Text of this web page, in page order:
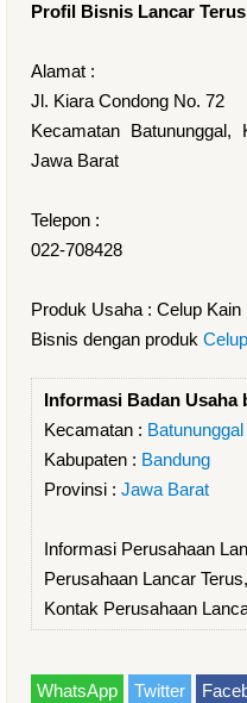
Profil Bisnis Lancar
Alamat :
Jl. Kiara Condong No. 72
Kecamatan Batununggal,
Jawa Barat
Telepon :
022-708428
Produk Usaha : Celup Kain
Bisnis dengan produk
Informasi Badan Usaha
Kecamatan : Batununggal
Kabupaten : Bandung
Provinsi : Jawa Barat
Informasi Perusahaan
Perusahaan Lancar
Kontak Perusahaan
WhatsApp Twitter